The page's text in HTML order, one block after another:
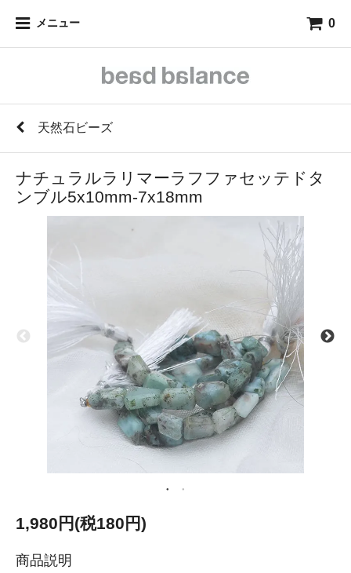
メニュー 0
天然石ビーズ
ナチュラルラリマーラフファセッテドタ
ンブル5x10mm-7x18mm
1,980円(税180円)
商品説明